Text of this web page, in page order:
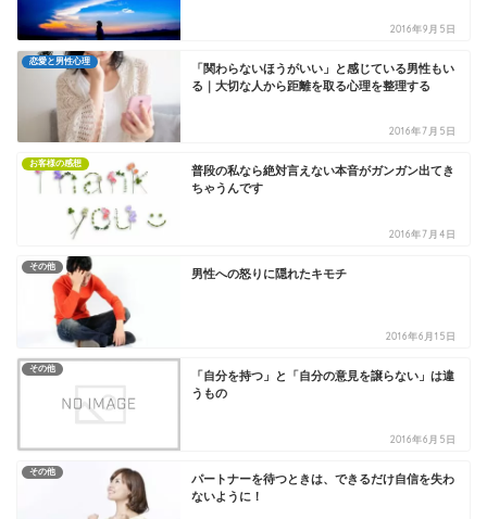
2016年9月5日
恋愛と男性心理
「関わらないほうがいい」と感じている男性もい
る｜大切な人から距離を取る心理を整理する
2016年7月5日
お客様の感想
普段の私なら絶対言えない本音がガンガン出てき
ちゃうんです
2016年7月4日
その他
男性への怒りに隠れたキモチ
2016年6月15日
その他
「自分を持つ」と「自分の意見を譲らない」は違
うもの
2016年6月5日
その他
パートナーを待つときは、できるだけ自信を失わ
ないように！